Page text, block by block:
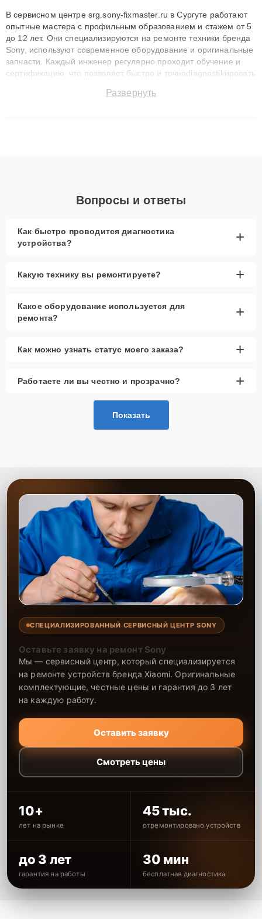
В сервисном центре srg.sony-fixmaster.ru в Сургуте работают
опытные мастера с профильным образованием и стажем от 5
до 12 лет. Они специализируются на ремонте техники бренда
Sony, используют современное оборудование и оригинальные
запчасти. Каждый инженер регулярно проходит обучение и
сертификацию, что позволяет быстро и точноdiagnostikировать
до 3 лет. Наши мастера решают сложные случаи: от замены
Развернуть
Вопросы и ответы
Как быстро проводится диагностика
устройства?
+
Какую технику вы ремонтируете? +
Какое оборудование используется для
ремонта?
+
Как можно узнать статус моего заказа? +
Работаете ли вы честно и прозрачно? +
Показать
СПЕЦИАЛИЗИРОВАННЫЙ СЕРВИСНЫЙ ЦЕНТР SONY
Оставьте заявку на ремонт Sony
Мы — сервисный центр, который специализируется
на ремонте устройств бренда Xiaomi. Оригинальные
комплектующие, честные цены и гарантия до 3 лет
на каждую работу.
Оставить заявку
Смотреть цены
10+
лет на рынке
45 тыс.
отремонтировано устройств
до 3 лет
гарантия на работы
30 мин
бесплатная диагностика